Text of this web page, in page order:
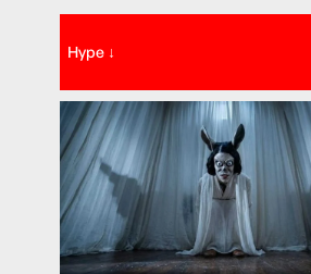
Hype ↓